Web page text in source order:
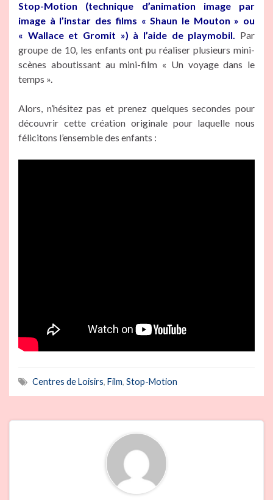
Stop-Motion (technique d’animation image par
image à l’instar des films « Shaun le Mouton » ou
« Wallace et Gromit ») à l’aide de playmobil. Par
groupe de 10, les enfants ont pu réaliser plusieurs mini-
scènes aboutissant au mini-film « Un voyage dans le
temps ».
Alors, n’hésitez pas et prenez quelques secondes pour
découvrir cette création originale pour laquelle nous
félicitons l’ensemble des enfants :
Centres de Loisirs, Film, Stop-Motion